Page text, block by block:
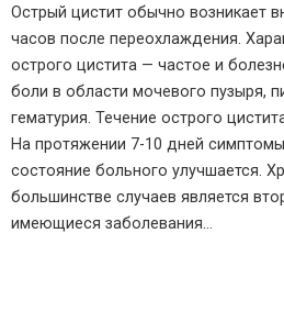
Острый цистит обычно возникает
часов после переохлаждения.
острого цистита — частое и
боли в области мочевого пузыря,
гематурия. Течение острого
На протяжении 7-10 дней
состояние больного улучшается.
большинстве случаев является
имеющиеся заболевания…